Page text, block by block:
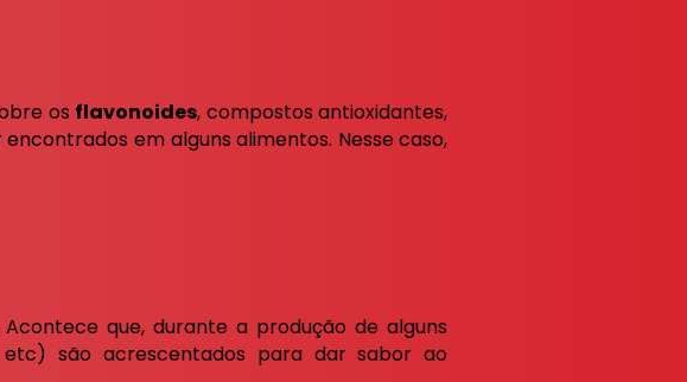
os flavonoides, compostos antioxidantes,
em alguns alimentos. Nesse caso,
que, durante a produção de alguns
etc) são acrescentados para dar sabor ao